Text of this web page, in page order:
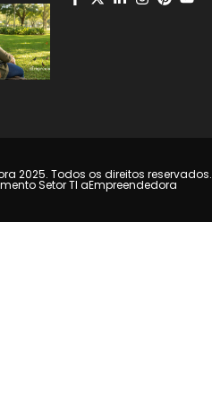
2025. Todos os direitos reservados.
Setor TI aEmpreendedora